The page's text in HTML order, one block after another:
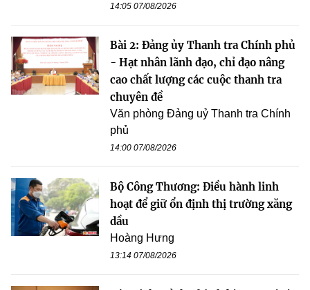
14:05 07/08/2026
Bài 2: Đảng ủy Thanh tra Chính phủ
- Hạt nhân lãnh đạo, chỉ đạo nâng
cao chất lượng các cuộc thanh tra
chuyên đề
Văn phòng Đảng uỷ Thanh tra Chính
phủ
14:00 07/08/2026
Bộ Công Thương: Điều hành linh
hoạt để giữ ổn định thị trường xăng
dầu
Hoàng Hưng
13:14 07/08/2026